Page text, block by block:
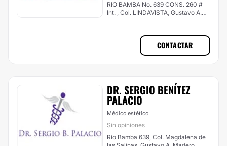
RIO BAMBA No. 639 CONS. 260 #
Int. , Col. LINDAVISTA, Gustavo A.
CONTACTAR
DR. SERGIO BENÍTEZ
PALACIO
Médico estético
Sin opiniones
Río Bamba 639, Col. Magdalena de